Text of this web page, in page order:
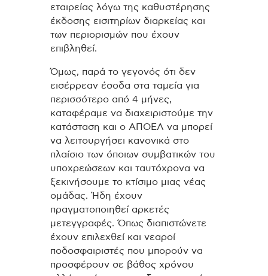
εταιρείας λόγω της καθυστέρησης
έκδοσης εισιτηρίων διαρκείας και
των περιορισμών που έχουν
επιβληθεί.
Όμως, παρά το γεγονός ότι δεν
εισέρρεαν έσοδα στα ταμεία για
περισσότερο από 4 μήνες,
καταφέραμε να διαχειριστούμε την
κατάσταση και ο ΑΠΟΕΛ να μπορεί
να λειτουργήσει κανονικά στο
πλαίσιο των όποιων συμβατικών του
υποχρεώσεων και ταυτόχρονα να
ξεκινήσουμε το κτίσιμο μιας νέας
ομάδας. Ήδη έχουν
πραγματοποιηθεί αρκετές
μετεγγραφές. Όπως διαπιστώνετε
έχουν επιλεχθεί και νεαροί
ποδοσφαιριστές που μπορούν να
προσφέρουν σε βάθος χρόνου